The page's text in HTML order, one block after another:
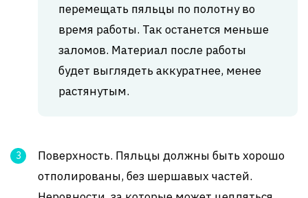
перемещать пяльцы по полотну во
время работы. Так останется меньше
заломов. Материал после работы
будет выглядеть аккуратнее, менее
растянутым.
Поверхность. Пяльцы должны быть хорошо
отполированы, без шершавых частей.